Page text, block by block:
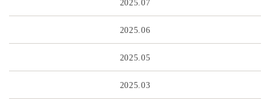
2025.06
2025.05
2025.03